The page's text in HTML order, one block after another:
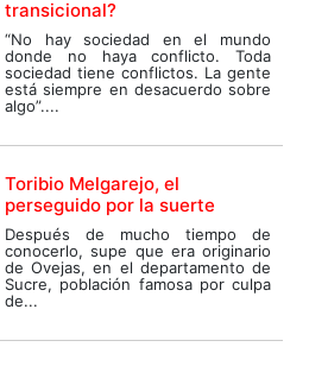
transicional?
“No hay sociedad en el mundo
donde no haya conflicto. Toda
sociedad tiene conflictos. La gente
está siempre en desacuerdo sobre
algo”....
Toribio Melgarejo, el
perseguido por la suerte
Después de mucho tiempo de
conocerlo, supe que era originario
de Ovejas, en el departamento de
Sucre, población famosa por culpa
de...